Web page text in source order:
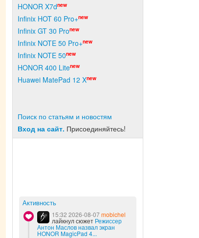
HONOR X7dnew
Infinix HOT 60 Pro+new
Infinix GT 30 Pronew
Infinix NOTE 50 Pro+new
Infinix NOTE 50new
HONOR 400 Litenew
Huawei MatePad 12 Xnew
Поиск по статьям и новостям
Вход на сайт. Присоединяйтесь!
Активность
15:32 2026-08-07mobichel
лайкнул сюжет Режиссер
Антон Маслов назвал экран
HONOR MagicPad 4...